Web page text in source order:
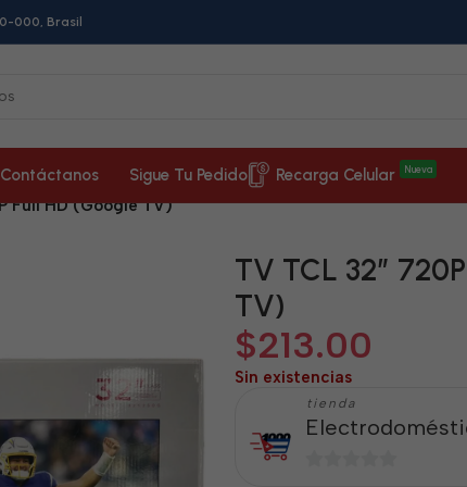
000, Brasil
Contáctanos Sigue Tu Pedido Recarga Celular Nueva
Full HD (Google TV)
TV TCL 32”
TV)
$213.00
Sin existencias
tienda